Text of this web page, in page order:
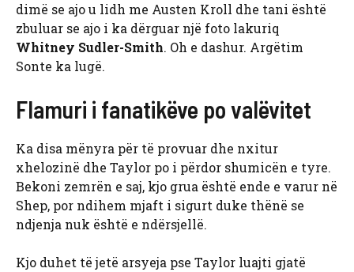
dimë se ajo u lidh me Austen Kroll dhe tani është
zbuluar se ajo i ka dërguar një foto lakuriq
Whitney Sudler-Smith. Oh e dashur. Argëtim
Sonte ka lugë.
Flamuri i fanatikëve po valëvitet
Ka disa mënyra për të provuar dhe nxitur
xhelozinë dhe Taylor po i përdor shumicën e tyre.
Bekoni zemrën e saj, kjo grua është ende e varur në
Shep, por ndihem mjaft i sigurt duke thënë se
ndjenja nuk është e ndërsjellë.
Kjo duhet të jetë arsyeja pse Taylor luajti gjatë